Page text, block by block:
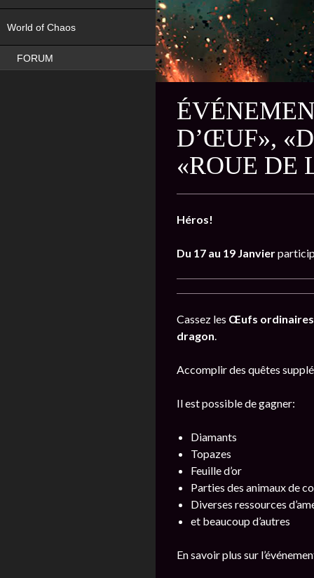
D’ŒUF»,
«ROUE DE
Héros!
Du 17 au 19 Janvier
Cassez les Œufs ordinaires
dragon.
Accomplir des quêtes
Il est possible de gagner:
Diamants
Topazes
Feuille d’or
Parties des animaux de
Diverses ressources
et beaucoup d’autres
En savoir plus sur
World of Chaos
NEW
FORUM